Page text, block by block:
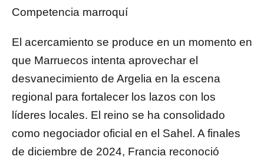
Competencia marroquí
El acercamiento se produce en un momento en
que Marruecos intenta aprovechar el
desvanecimiento de Argelia en la escena
regional para fortalecer los lazos con los
líderes locales. El reino se ha consolidado
como negociador oficial en el Sahel. A finales
de diciembre de 2024, Francia reconoció